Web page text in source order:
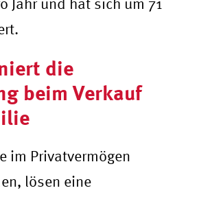
Jahr und hat sich um 71
die
beim Verkauf
im Privatvermögen
lösen eine